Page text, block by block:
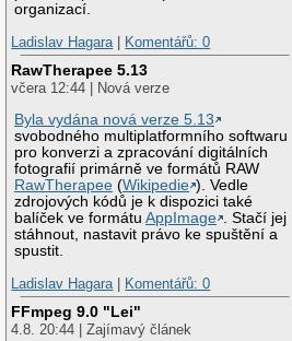
organizací.
Ladislav Hagara
Komentářů: 0
RawTherapee 5.13
včera 12:44 | Nová verze
Byla vydána nová verze 5.13
svobodného multiplatformního softwaru
pro konverzi a zpracování digitálních
fotografií primárně ve formátů RAW
RawTherapee (Wikipedie ). Vedle
zdrojových kódů je k dispozici také
balíček ve formátuAppImage . Stačí jej
stáhnout, nastavit právo ke spuštění a
spustit.
Ladislav Hagara
Komentářů: 0
FFmpeg 9.0 "Lei"
4.8. 20:44 | Zajímavý článek